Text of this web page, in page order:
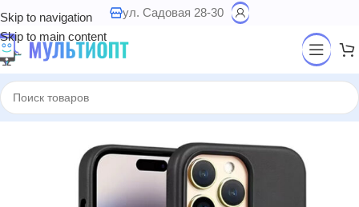
Skip to navigation
Skip to main content
ул. Садовая 28-30